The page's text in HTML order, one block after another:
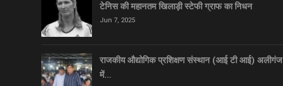
टेनिस की महानतम खिलाड़ी स्टेफी ग्राफ का निधन
Jun 7, 2025
राजकीय औद्योगिक प्रशिक्षण संस्थान (आई टी आई) अलीगंज
में…